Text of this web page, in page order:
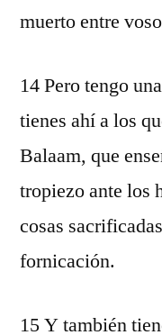
muerto entre
14 Pero tengo
tienes ahí a los
Balaam, que
tropiezo ante los
cosas
fornicación.
15 Y también